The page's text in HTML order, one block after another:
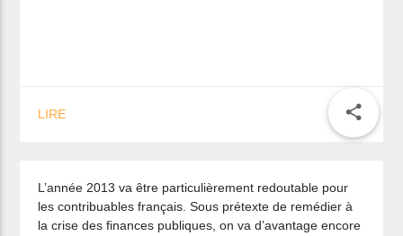
LIRE share
justice fiscale, d’honnêteté
intellectuelle et de courage politique
L’année 2013 va être particulièrement redoutable pour
les contribuables français. Sous prétexte de remédier à
la crise des finances publiques, on va d’avantage encore